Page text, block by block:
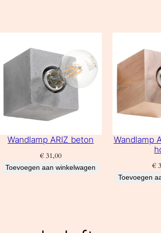
Wandlamp ARIZ beton
€31,00
Toevoegen aan winkelwagen
Wandlamp
€
Toevoegen